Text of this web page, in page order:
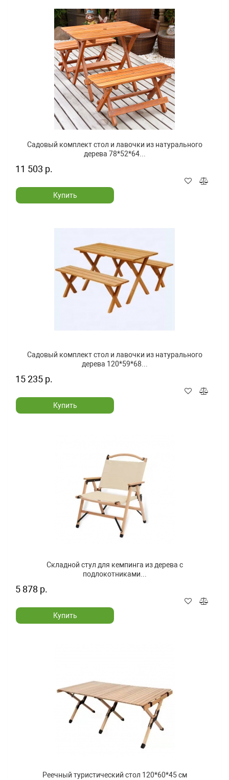
Садовый комплект стол и лавочки из натурального
дерева 78*52*64...
11 503 р.
Купить
Садовый комплект стол и лавочки из натурального
дерева 120*59*68...
15 235 р.
Купить
Складной стул для кемпинга из дерева с
подлокотниками...
5 878 р.
Купить
Реечный туристический стол 120*60*45 см